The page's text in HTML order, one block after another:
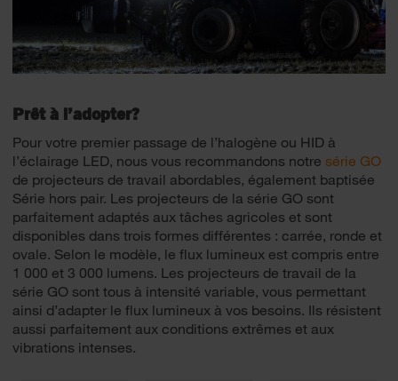
Prêt à l’adopter?
Pour votre premier passage de l’halogène ou HID à
l’éclairage LED, nous vous recommandons notre série GO
de projecteurs de travail abordables, également baptisée
Série hors pair. Les projecteurs de la série GO sont
parfaitement adaptés aux tâches agricoles et sont
disponibles dans trois formes différentes : carrée, ronde et
ovale. Selon le modèle, le flux lumineux est compris entre
1 000 et 3 000 lumens. Les projecteurs de travail de la
série GO sont tous à intensité variable, vous permettant
ainsi d’adapter le flux lumineux à vos besoins. Ils résistent
aussi parfaitement aux conditions extrêmes et aux
vibrations intenses.